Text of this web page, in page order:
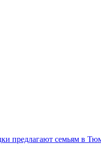
предлагают семьям в